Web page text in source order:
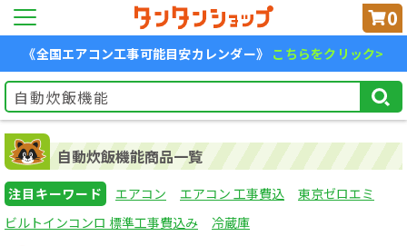
0
《全国エアコン工事可能目安カレンダー》 こちらをクリック>
自動炊飯機能商品一覧
注目キーワード エアコン エアコン 工事費込
東京ゼロエミ
ビルトインコンロ 標準工事費込み
冷蔵庫